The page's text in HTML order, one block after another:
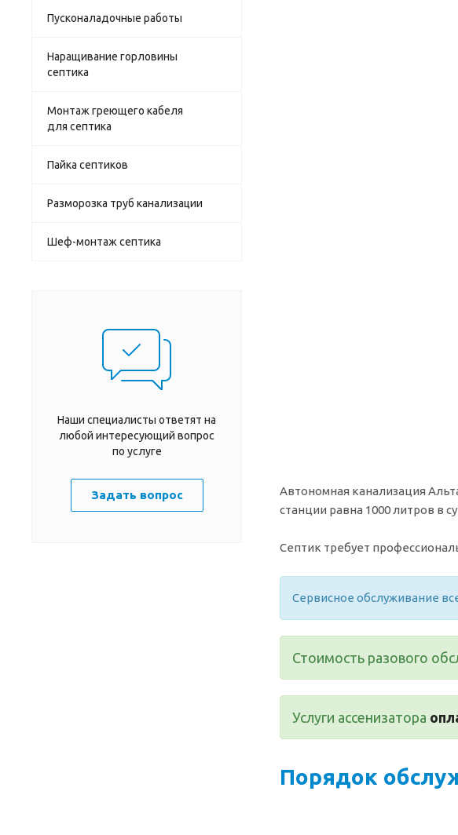
Автономная канализация
станции равна 1000 литров в
Септик требует
Сервисное обслуживание
Стоимость разового
Услуги ассенизатора
Порядок
Пусконаладочные работы
Наращивание горловины
септика
Монтаж греющего кабеля
для септика
Пайка септиков
Разморозка труб канализации
Шеф-монтаж септика
Наши специалисты ответят на
любой интересующий вопрос
по услуге
Задать вопрос